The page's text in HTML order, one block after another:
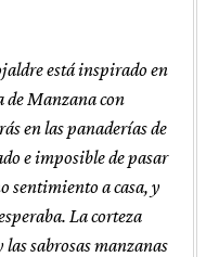
está inspirado en
de Manzana con
en las panaderías de
e imposible de pasar
sentimiento a casa, y
La corteza
sabrosas manzanas